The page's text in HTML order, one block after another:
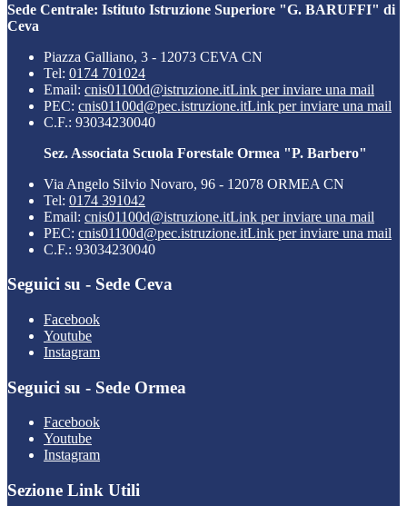
Sede Centrale: Istituto Istruzione Superiore "G. BARUFFI" di
Ceva
Piazza Galliano, 3 - 12073 CEVA CN
Tel: 0174 701024
Email: cnis01100d@istruzione.itLink per inviare una mail
PEC: cnis01100d@pec.istruzione.itLink per inviare una mail
C.F.: 93034230040
Sez. Associata Scuola Forestale Ormea "P. Barbero"
Via Angelo Silvio Novaro, 96 - 12078 ORMEA CN
Tel: 0174 391042
Email: cnis01100d@istruzione.itLink per inviare una mail
PEC: cnis01100d@pec.istruzione.itLink per inviare una mail
C.F.: 93034230040
Seguici su - Sede Ceva
Facebook
Youtube
Instagram
Seguici su - Sede Ormea
Facebook
Youtube
Instagram
Sezione Link Utili